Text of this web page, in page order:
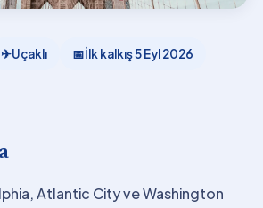
✈Uçaklı 📅İlk kalkış5 Eyl 2026
Atlantic City ve Washington